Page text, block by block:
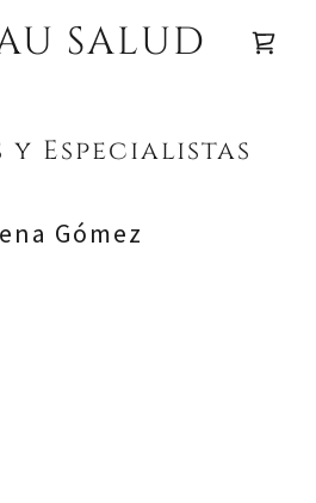
SALUD
Especialistas
Gómez